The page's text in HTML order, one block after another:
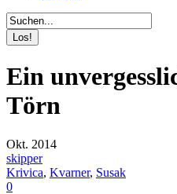
Ein
Törn
Okt. 2014
skipper
Krivica, Kvarner, Susak
0